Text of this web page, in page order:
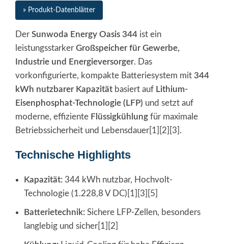
» Produkt-Datenblätter
Der Sunwoda Energy Oasis 344 ist ein
leistungsstarker Großspeicher für Gewerbe,
Industrie und Energieversorger. Das
vorkonfigurierte, kompakte Batteriesystem mit 344
kWh nutzbarer Kapazität basiert auf Lithium-
Eisenphosphat-Technologie (LFP) und setzt auf
moderne, effiziente Flüssigkühlung für maximale
Betriebssicherheit und Lebensdauer[1][2][3].
Technische Highlights
Kapazität: 344 kWh nutzbar, Hochvolt-
Technologie (1.228,8 V DC)[1][3][5]
Batterietechnik: Sichere LFP-Zellen, besonders
langlebig und sicher[1][2]